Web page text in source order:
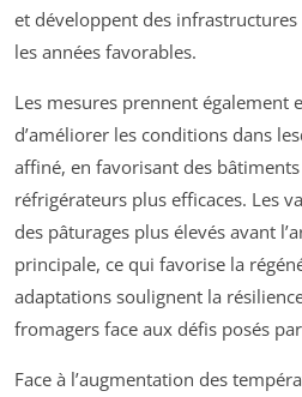
et développent des
les années favorables.
Les mesures prennent également
d’améliorer les conditions dans
affiné, en favorisant des
réfrigérateurs plus efficaces. Les
des pâturages plus élevés avant
principale, ce qui favorise la
adaptations soulignent la
fromagers face aux défis posés
Face à l’augmentation des